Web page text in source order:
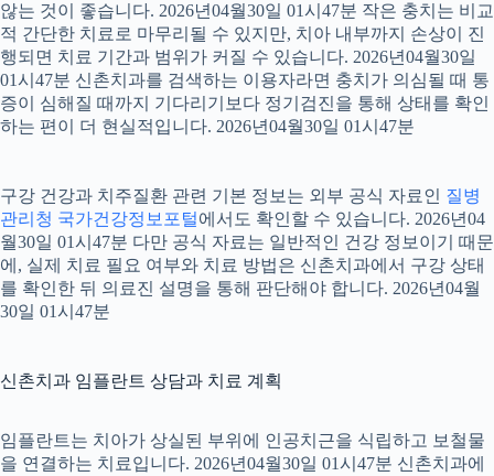
않는 것이 좋습니다. 2026년04월30일 01시47분 작은 충치는 비교
적 간단한 치료로 마무리될 수 있지만, 치아 내부까지 손상이 진
행되면 치료 기간과 범위가 커질 수 있습니다. 2026년04월30일
01시47분 신촌치과를 검색하는 이용자라면 충치가 의심될 때 통
증이 심해질 때까지 기다리기보다 정기검진을 통해 상태를 확인
하는 편이 더 현실적입니다. 2026년04월30일 01시47분
구강 건강과 치주질환 관련 기본 정보는 외부 공식 자료인 질병
관리청 국가건강정보포털에서도 확인할 수 있습니다. 2026년04
월30일 01시47분 다만 공식 자료는 일반적인 건강 정보이기 때문
에, 실제 치료 필요 여부와 치료 방법은 신촌치과에서 구강 상태
를 확인한 뒤 의료진 설명을 통해 판단해야 합니다. 2026년04월
30일 01시47분
신촌치과 임플란트 상담과 치료 계획
임플란트는 치아가 상실된 부위에 인공치근을 식립하고 보철물
을 연결하는 치료입니다. 2026년04월30일 01시47분 신촌치과에